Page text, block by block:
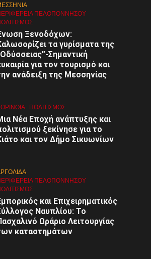
ΠΕΛΟΠΟΝΝΉΣΟΥ
Ξενοδόχων:
τα γυρίσματα της
Σημαντική
για τον τουρισμό και
ανάδειξη της Μεσσηνίας
ΠΟΛΙΤΙΣΜΌΣ
Νέα Εποχή ανάπτυξης και
ξεκίνησε για το
και τον Δήμο Σικυωνίων
ΠΕΛΟΠΟΝΝΉΣΟΥ
και Επιχειρηματικός
Ναυπλίου: Το
Ωράριο Λειτουργίας
καταστημάτων
ΠΕΛΟΠΟΝΝΉΣΟΥ
στο Άργος: «Εφηβική
Κατανόηση –
– Υποστήριξη»
ΚΟΡΙΝΘΊΑ
ΠΕΛΟΠΟΝΝΉΣΟΥ ΥΓΕΙΑ
Κορίνθου
Κινητοποίηση για
Τέμπη την 28η Φεβρουαρίου
ΠΕΛΟΠΟΝΝΉΣΟΥ